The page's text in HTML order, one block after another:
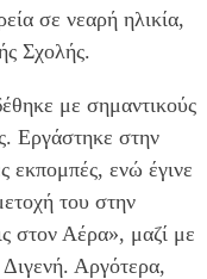
σε νεαρή ηλικία,
Σχολής.
με σημαντικούς
Εργάστηκε στην
εκπομπές, ενώ έγινε
του στην
στον Αέρα», μαζί με
Αργότερα,